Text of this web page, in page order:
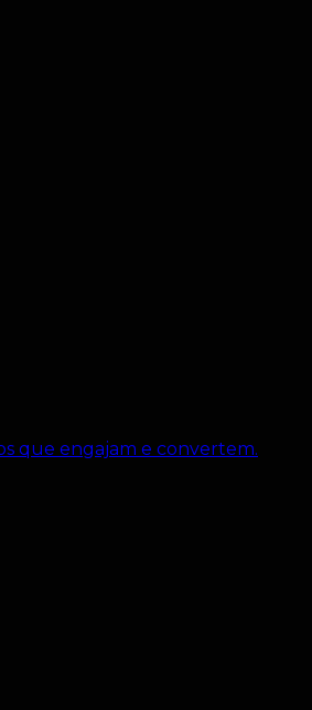
que engajam e convertem.